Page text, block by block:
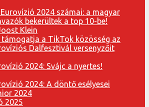
2024 számai: a magyar
bekerültek a top 10-be!
támogatja a TikTok közösség az
Dalfesztivál versenyzőit
2024: Svájc a nyertes!
2024: A döntő esélyesei
2024
2025